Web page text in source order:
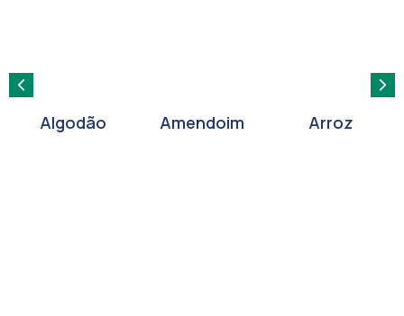
Amendoim Arroz Café